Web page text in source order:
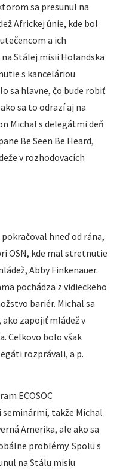
sa presunul na
Africkej únie, kde bol
a ich
Stálej misii Holandska
s kanceláriou
sa hlavne, čo bude robiť
sa to odrazí aj na
Michal s delegátmi deň
Be Seen Be Heard,
v rozhodovacích
hneď od rána,
OSN, kde mal stretnutie
Abby Finkenauer.
pochádza z vidieckeho
bariér. Michal sa
zapojiť mládež v
Celkovo bolo však
rozprávali, a p.
ECOSOC
takže Michal
Amerika, ale ako sa
problémy. Spolu s
na Stálu misiu